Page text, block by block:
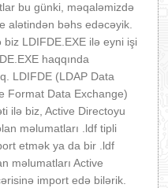
bu günki, məqaləmizdə
alətindən bəhs edəcəyik.
biz LDIFDE.EXE ilə eyni işi
haqqında
LDIFDE (LDAP Data
Format Data Exchange)
ilə biz, Active Directoyu
məlumatları .ldf tipli
etmək ya da bir .ldf
məlumatları Active
import edə bilərik.